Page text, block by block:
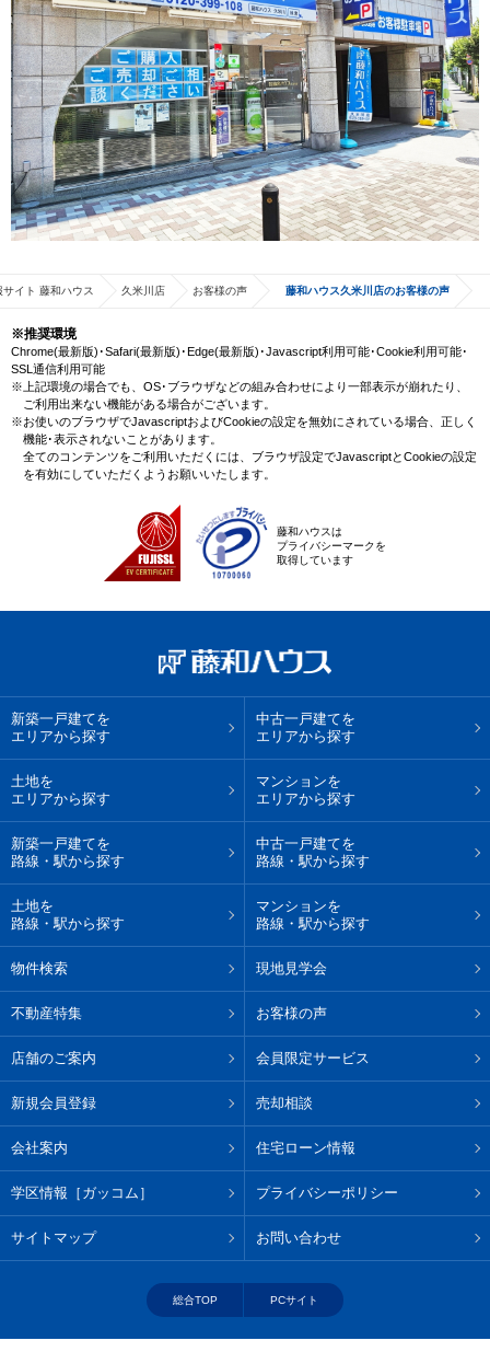
イト 藤和ハウス 久米川店 お客様の声 藤和ハウス久米川店のお客様の声
※推奨環境
Chrome(最新版)･Safari(最新版)･Edge(最新版)･Javascript利用可能･Cookie利用可能･
SSL通信利用可能
※上記環境の場合でも、OS･ブラウザなどの組み合わせにより一部表示が崩れたり、
ご利用出来ない機能がある場合がございます。
※お使いのブラウザでJavascriptおよびCookieの設定を無効にされている場合、正しく
機能･表示されないことがあります。
全てのコンテンツをご利用いただくには、ブラウザ設定でJavascriptとCookieの設定
を有効にしていただくようお願いいたします。
藤和ハウスは
プライバシーマークを
取得しています
新築一戸建てを
エリアから探す
中古一戸建てを
エリアから探す
土地を
エリアから探す
マンションを
エリアから探す
新築一戸建てを
路線・駅から探す
中古一戸建てを
路線・駅から探す
土地を
路線・駅から探す
マンションを
路線・駅から探す
物件検索 現地見学会
不動産特集 お客様の声
店舗のご案内 会員限定サービス
新規会員登録 売却相談
会社案内 住宅ローン情報
学区情報［ガッコム］ プライバシーポリシー
サイトマップ お問い合わせ
総合TOP PCサイト